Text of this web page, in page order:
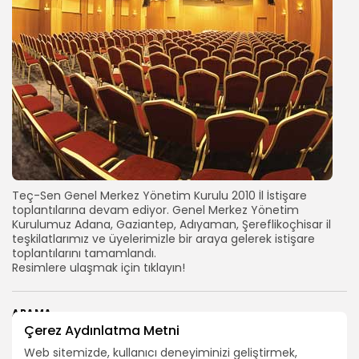
Çerez Aydınlatma Metni
Web sitemizde, kullanıcı deneyiminizi geliştirmek,
ARAMA
Teç-Sen Genel Merkez Yönetim Kurulu 2010 İl İstişare
toplantılarına devam ediyor. Genel Merkez Yönetim
Kurulumuz Adana, Gaziantep, Adıyaman, Şereflikoçhisar il
teşkilatlarımız ve üyelerimizle bir araya gelerek istişare
toplantılarını tamamlandı.
Resimlere ulaşmak için tıklayın!